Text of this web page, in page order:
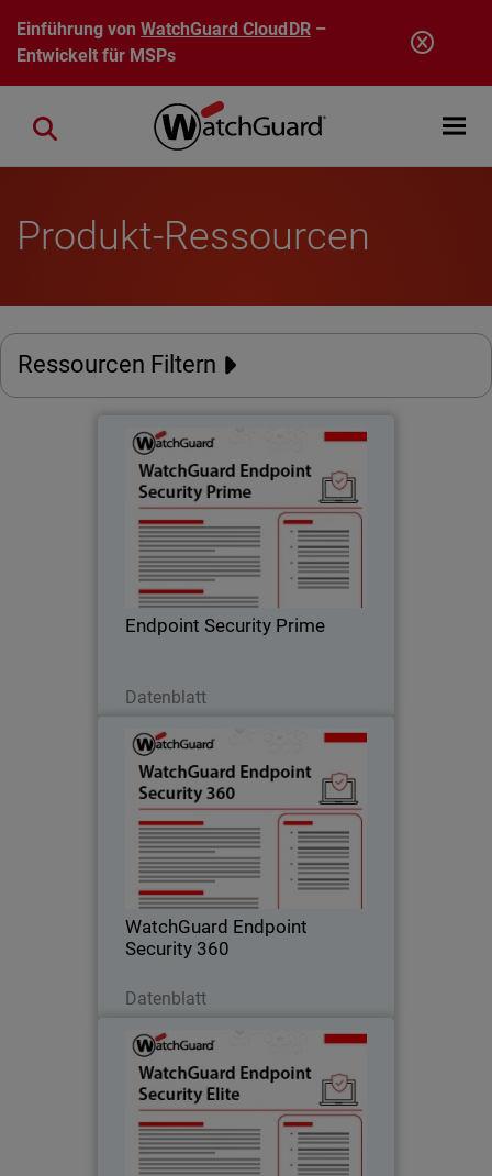
Direkt zum Inhalt
Einführung vonWatchGuard CloudDR–
Entwickelt für MSPs
Open
Close search
Produkt-Ressourcen
Ressourcen Filtern
Endpoint Security Prime
Datenblatt
Endpoint Security Prime
Proaktive Endpunktsicherheit durch
umfassende EDR-Funktionen, die klare
Transparenz über Vorfälle,
Ursachenanalysen und gezielte
Reaktionsmaßnahmen ermöglichen.
WatchGuard Endpoint
Security 360
Datenblatt
WatchGuard Endpoint Security
Autonomes Zero-Trust-EDR, das eine
„Deny-by-Default“-Durchsetzung, die
Erkennung kompromittierter
Anwendungen und die Eindämmung
lateraler Bewegungen ermöglicht.
WatchGuard Endpoint Security
Vollumfängliches EDR für
Sicherheitsteams, das tiefgehende
Telemetrie, GenAI-gestützte